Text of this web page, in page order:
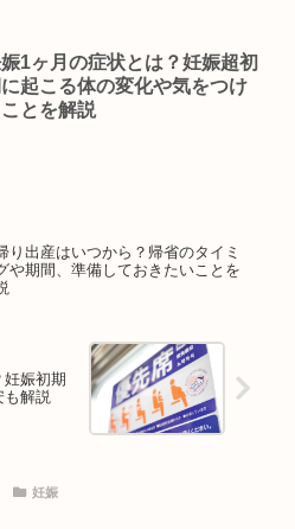
1ヶ月の症状とは？妊娠超初
起こる体の変化や気をつけ
とを解説
り出産はいつから？帰省のタイミ
や期間、準備しておきたいことを
娠初期
も解説
妊娠